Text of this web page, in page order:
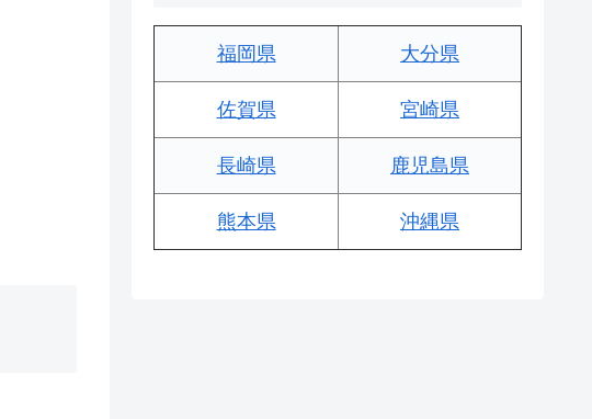
福岡県 大分県
佐賀県 宮崎県
長崎県 鹿児島県
熊本県 沖縄県